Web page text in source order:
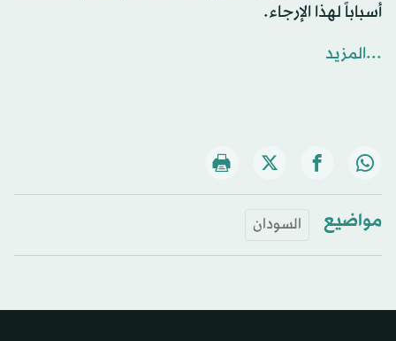
أسباباً لهذا الإرجاء.
...المزيد
مواضيع السودان